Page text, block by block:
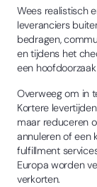
Wees realistisch
leveranciers
bedragen,
en tijdens het
een
Overweeg om in
Kortere
maar reduceren
annuleren of een
fulfillment
Europa worden
verkorten.